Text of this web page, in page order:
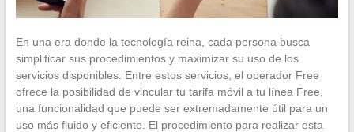
En una era donde la tecnología reina, cada persona busca
simplificar sus procedimientos y maximizar su uso de los
servicios disponibles. Entre estos servicios, el operador Free
ofrece la posibilidad de vincular tu tarifa móvil a tu línea Free,
una funcionalidad que puede ser extremadamente útil para un
uso más fluido y eficiente. El procedimiento para realizar esta